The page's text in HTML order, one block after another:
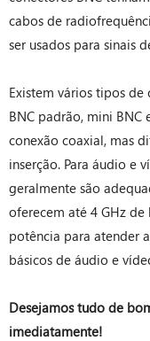
cabos de
ser usados ​​para sinais
Existem vários tipos de
BNC padrão, mini BNC
conexão coaxial, mas
inserção. Para áudio e
geralmente são
oferecem até 4 GHz
potência para atender
básicos de áudio e
Desejamos tudo de
imediatamente!